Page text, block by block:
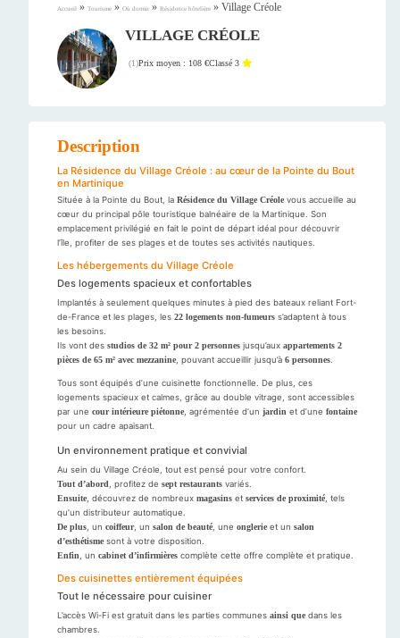
Accueil » Tourisme » Où dormir » Résidence hôtelière » Village Créole
VILLAGE CRÉOLE
(1)Prix moyen : 108 €Classé 3
Description
La Résidence du Village Créole : au cœur de la Pointe du Bout
en Martinique
Située à la Pointe du Bout, la Résidence du Village Créole vous accueille au
cœur du principal pôle touristique balnéaire de la Martinique. Son
emplacement privilégié en fait le point de départ idéal pour découvrir
l’île, profiter de ses plages et de toutes ses activités nautiques.
Les hébergements du Village Créole
Des logements spacieux et confortables
Implantés à seulement quelques minutes à pied des bateaux reliant Fort-
de-France et les plages, les 22 logements non-fumeurs s’adaptent à tous
les besoins.
Ils vont des studios de 32 m² pour 2 personnes jusqu’aux appartements 2
pièces de 65 m² avec mezzanine , pouvant accueillir jusqu’à 6 personnes
Tous sont équipés d’une cuisinette fonctionnelle. De plus, ces
logements spacieux et calmes, grâce au double vitrage, sont accessibles
par une cour intérieure piétonne , agrémentée d’un jardin et d’une fontaine
pour un cadre apaisant.
Un environnement pratique et convivial
Au sein du Village Créole, tout est pensé pour votre confort.
Tout d’abord , profitez de sept restaurants variés.
Ensuite , découvrez de nombreux magasins et services de proximité , tels
qu’un distributeur automatique.
De plus , un coiffeur, un salon de beauté , une onglerie et un salon
d’esthétisme sont à votre disposition.
Enfin , un cabinet d’infirmières complète cette offre complète et pratique.
Des cuisinettes entièrement équipées
Tout le nécessaire pour cuisiner
L’accès Wi-Fi est gratuit dans les parties communes ainsi que dans les
chambres.